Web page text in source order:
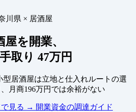
川県 × 居酒屋
を開業、
取り 47万円
型居酒屋は立地と仕入れルートの選
月商196万円では余裕がない
見る → 開業資金の調達ガイド